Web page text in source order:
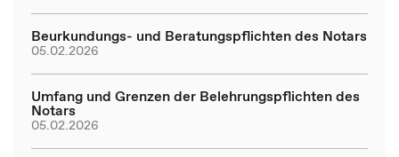
Beurkundungs- und Beratungspflichten des Notars
05.02.2026
Umfang und Grenzen der Belehrungspflichten des
Notars
05.02.2026